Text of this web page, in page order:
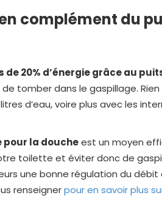
complément du
de 20% d’énergie grâce au
tomber dans le gaspillage.
d’eau, voire plus avec les
la doucheest un moyen
toilette et éviter donc de
une bonne régulation du débit
renseignerpour en savoir plus